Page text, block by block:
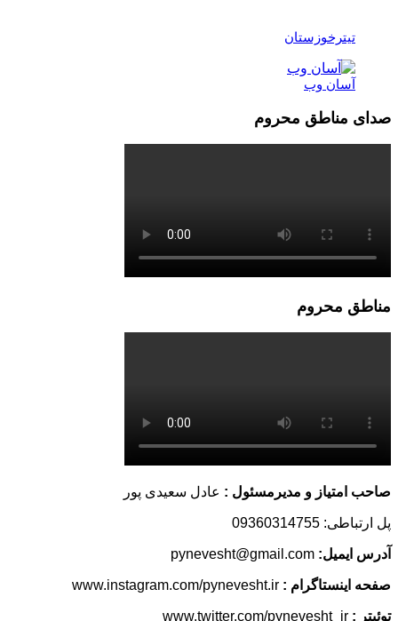
تیترخوزستان
آسان وب
صدای مناطق محروم
مناطق محروم
صاحب امتیاز و مدیرمسئول : عادل سعیدی پور
پل ارتباطی: 09360314755
آدرس ایمیل:
صفحه اینستاگرام :
توئیتر :